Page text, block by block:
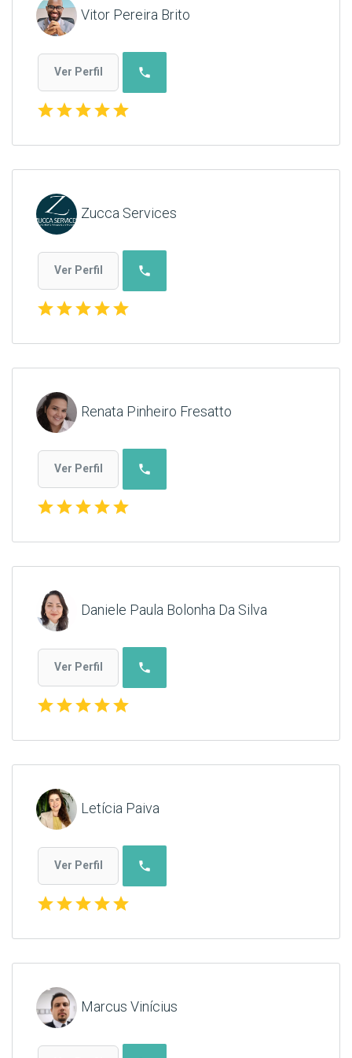
Vitor Pereira Brito
Ver Perfil phone
starstarstarstarstar
Zucca Services
Ver Perfil phone
starstarstarstarstar
Renata Pinheiro Fresatto
Ver Perfil phone
starstarstarstarstar
Daniele Paula Bolonha Da Silva
Ver Perfil phone
starstarstarstarstar
Letícia Paiva
Ver Perfil phone
starstarstarstarstar
Marcus Vinícius